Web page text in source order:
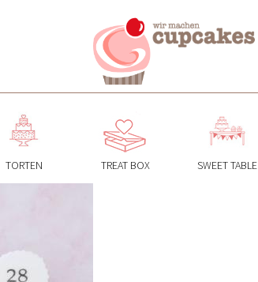
Jump to navigation
TORTEN TREAT BOX SWEET TABLE